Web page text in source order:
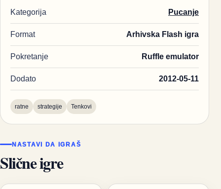
Kategorija Pucanje
Format Arhivska Flash igra
Pokretanje Ruffle emulator
Dodato 2012-05-11
ratne strategije Tenkovi
NASTAVI DA IGRAŠ
Slične igre